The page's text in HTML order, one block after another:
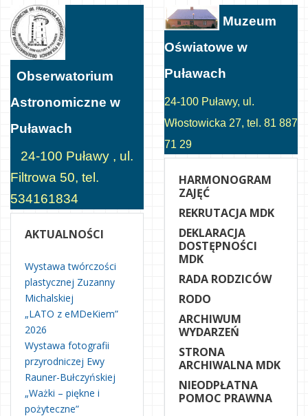
Obserwatorium
Astronomiczne w
Puławach
24-100 Puławy , ul.
Filtrowa 50, tel.
534161834
AKTUALNOŚCI
Wystawa twórczości
plastycznej Zuzanny
Michalskiej
„LATO z eMDeKiem”
2026
Wystawa fotografii
przyrodniczej Ewy
Rauner-Bułczyńskiej
„Ważki – piękne i
pożyteczne”
Muzeum
Oświatowe w
Puławach
24-100 Puławy, ul.
Włostowicka 27, tel. 81 887
71 29
HARMONOGRAM
ZAJĘĆ
REKRUTACJA MDK
DEKLARACJA
DOSTĘPNOŚCI
MDK
RADA RODZICÓW
RODO
ARCHIWUM
WYDARZEŃ
STRONA
ARCHIWALNA MDK
NIEODPŁATNA
POMOC PRAWNA